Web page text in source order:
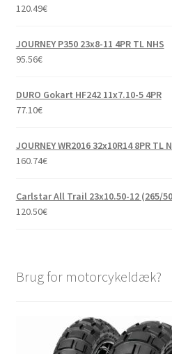
120.49€
JOURNEY P350 23x8-11 4PR TL NHS
95.56€
DURO Gokart HF242 11x7.10-5 4PR
77.10€
JOURNEY WR2016 32x10R14 8PR TL
160.74€
Carlstar All Trail 23x10.50-12 (265/
120.50€
Brug for motorcykeldæk?